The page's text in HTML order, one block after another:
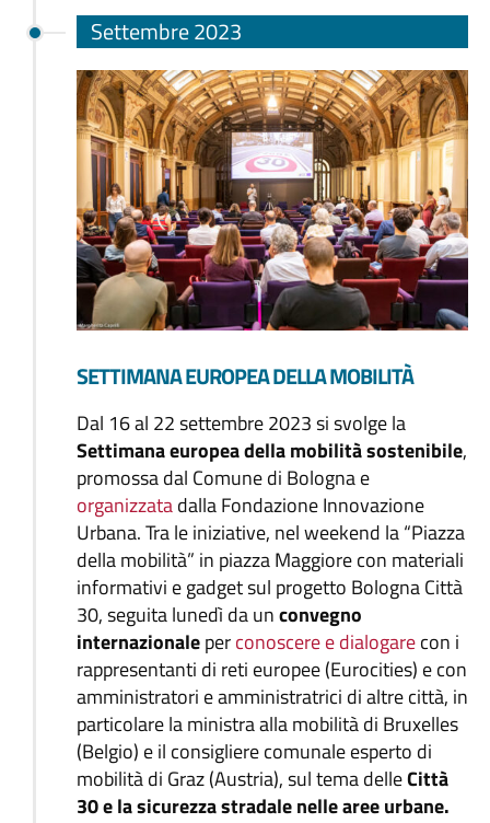
Settembre 2023
SETTIMANA EUROPEA DELLA MOBILITÀ
Dal 16 al 22 settembre 2023 si svolge la
Settimana europea della mobilità sostenibile,
promossa dal Comune di Bologna e
organizzatadalla Fondazione Innovazione
Urbana. Tra le iniziative, nel weekend la “Piazza
della mobilità” in piazza Maggiore con materiali
informativi e gadget sul progetto Bologna Città
30, seguita lunedì da unconvegno
internazionaleperconoscere e dialogarecon i
rappresentanti di reti europee (Eurocities) e con
amministratori e amministratrici di altre città, in
particolare la ministra alla mobilità di Bruxelles
(Belgio) e il consigliere comunale esperto di
mobilità di Graz (Austria), sul tema delleCittà
30 e la sicurezza stradale nelle aree urbane.